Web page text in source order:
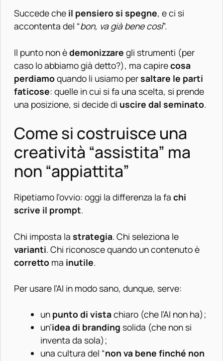
Succede che il pensiero si spegne, e ci si
accontenta del “bon, va già bene così”.
Il punto non èdemonizzare gli strumenti (per
caso lo abbiamo già detto?), ma capirecosa
perdiamoquando li usiamo persaltare le parti
faticose: quelle in cui si fa una scelta, si prende
una posizione, si decide di uscire dal seminato.
Come si costruisce una
creatività “assistita” ma
non “appiattita”
Ripetiamo l’ovvio: oggi la differenza la fa chi
scrive il prompt.
Chi imposta la strategia. Chi seleziona le
varianti. Chi riconosce quando un contenuto è
correttoma inutile.
Per usare l’AI in modo sano, dunque, serve:
un punto di vista chiaro (che l’AI non ha);
un’idea di branding solida (che non si
inventa da sola);
una cultura del “non va bene finché non